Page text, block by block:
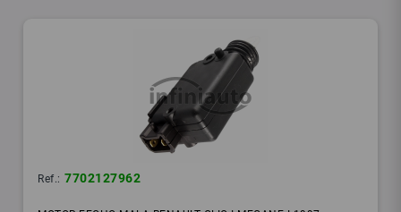
Ref.: 7702127962